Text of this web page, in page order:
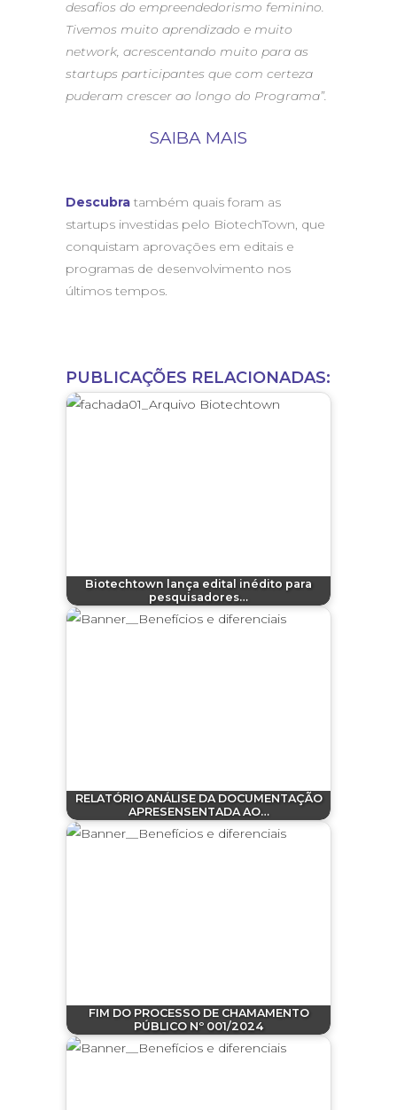
desafios do empreendedorismo feminino.
Tivemos muito aprendizado e muito
network, acrescentando muito para as
startups participantes que com certeza
puderam crescer ao longo do Programa”.
SAIBA MAIS
Descubra também quais foram as
startups investidas pelo BiotechTown, que
conquistam aprovações em editais e
programas de desenvolvimento nos
últimos tempos.
PUBLICAÇÕES RELACIONADAS:
Biotechtown lança edital inédito para
pesquisadores…
RELATÓRIO ANÁLISE DA DOCUMENTAÇÃO
APRESENSENTADA AO…
FIM DO PROCESSO DE CHAMAMENTO
PÚBLICO Nº 001/2024